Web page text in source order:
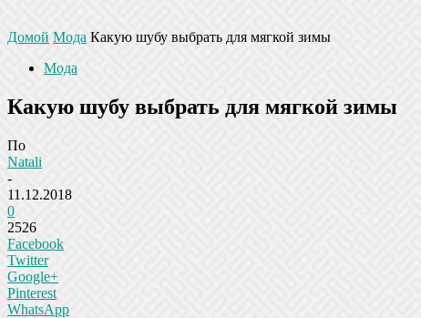
Домой Мода Какую шубу выбрать для мягкой зимы
Мода
Какую шубу выбрать для мягкой зимы
По
Natali
-
11.12.2018
0
2526
Facebook
Twitter
Google+
Pinterest
WhatsApp